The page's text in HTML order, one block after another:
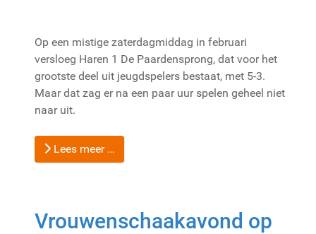
Op een mistige zaterdagmiddag in februari
versloeg Haren 1 De Paardensprong, dat voor het
grootste deel uit jeugdspelers bestaat, met 5-3.
Maar dat zag er na een paar uur spelen geheel niet
naar uit.
Lees meer …
Vrouwenschaakavond op